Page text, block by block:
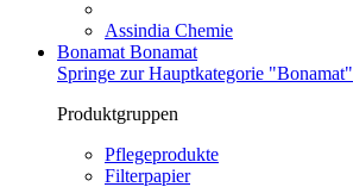
Assindia Chemie
Bonamat Bonamat
Springe zur Hauptkategorie "Bonamat"
Produktgruppen
Pflegeprodukte
Filterpapier